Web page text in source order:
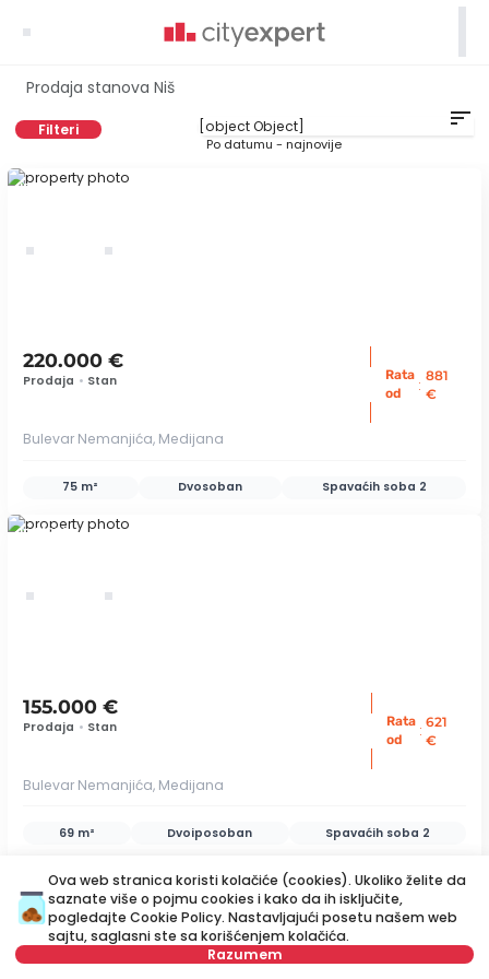
Prodaja stanova Niš
Filteri sort
Po datumu - najnovije
ID 78406
220.000 €
Prodaja • Stan
Rata
od
: 881
€
Bulevar Nemanjića, Medijana
75 m² Dvosoban Spavaćih soba 2
ID 51982
155.000 €
Prodaja • Stan
Rata
od
: 621
€
Bulevar Nemanjića, Medijana
69 m² Dvoiposoban Spavaćih soba 2
ID 78263
saveSačuvajte pretragu
Ova web stranica koristi kolačiće (cookies). Ukoliko želite da
saznate više o pojmu cookies i kako da ih isključite,
pogledajte Cookie Policy. Nastavljajući posetu našem web
sajtu, saglasni ste sa korišćenjem kolačića.
Razumem